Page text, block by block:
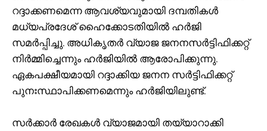
റദ്ദാക്കണമെന്ന ആവശ്യവുമായി ദമ്പതികൾ
മധ്യപ്രദേശ് ഹൈക്കോടതിയിൽ ഹർജി
സമർ‌പ്പിച്ചു. അധികൃതർ വ്യാജ ജനനസർട്ടിഫിക്കറ്റ്
നിർമ്മിച്ചെന്നും ഹർജിയിൽ ആരോപിക്കുന്നു.
ഏകപക്ഷീയമായി റദ്ദാക്കിയ ജനന സർട്ടിഫിക്കറ്റ്
പുനഃസ്ഥാപിക്കണമെന്നും ഹർജിയിലുണ്ട്.
സർക്കാർ രേഖകൾ വ്യാജമായി തയ്യാറാക്കി